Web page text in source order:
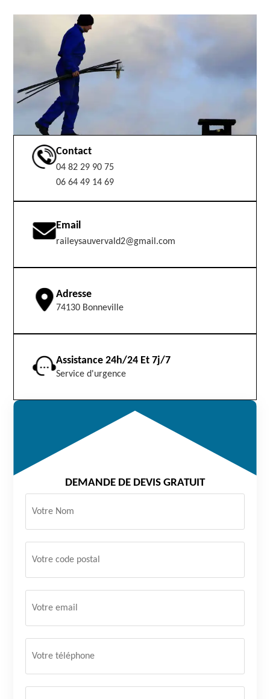
Contact
04 82 29 90 75
06 64 49 14 69
Email
raileysauvervald2@gmail.com
Adresse
74130 Bonneville
Assistance 24h/24 Et 7j/7
Service d'urgence
DEMANDE DE DEVIS GRATUIT